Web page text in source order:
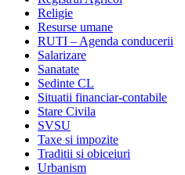
Religie
Resurse umane
RUTI – Agenda conducerii
Salarizare
Sanatate
Sedinte CL
Situatii financiar-contabile
Stare Civila
SVSU
Taxe si impozite
Traditii si obiceiuri
Urbanism